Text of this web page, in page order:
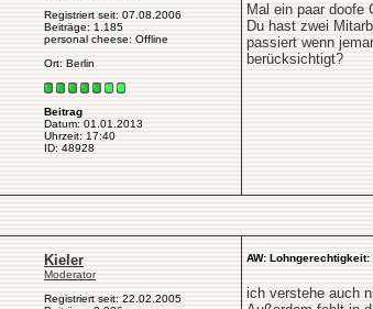
Registriert seit: 07.08.2006
Beiträge: 1.185
personal cheese: Offline
Ort: Berlin
Beitrag
Datum: 01.01.2013
Uhrzeit: 17:40
ID: 48928
Mal ein paar doofe
Du hast zwei
passiert wenn
berücksichtigt?
Kieler
Moderator
Registriert seit: 22.02.2005
AW:
ich verstehe auch